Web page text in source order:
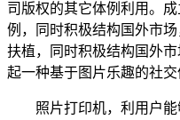
司版权的其它体例利用。
例，同时积极结构国外市场
扶植，同时积极结构国外
起一种基于图片乐趣的社
照片打印机，利用户能